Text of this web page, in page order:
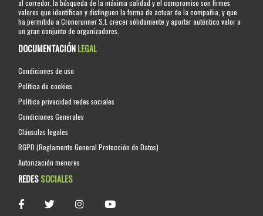
al corredor, la búsqueda de la máxima calidad y el compromiso son firmes
valores que identifican y distinguen la forma de actuar de la compañia, y que
ha permitido a Cronorunner S.L crecer sólidamente y aportar auténtico valor a
un gran conjunto de organizadores.
DOCUMENTACIÓNLEGAL
Condiciones de uso
Política de cookies
Política privacidad redes sociales
Condiciones Generales
Cláusulas legales
RGPD (Reglamento General Protección de Datos)
Autorización menores
REDESSOCIALES